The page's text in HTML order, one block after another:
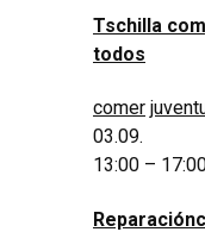
Tschilla
todos
comer
03.09.
13:00 –